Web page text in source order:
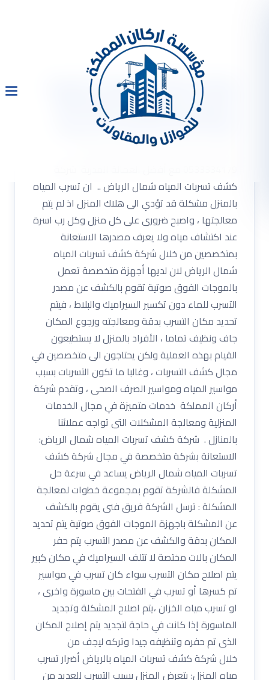
شركة كشف تسربات المياه
شمال الرياض 0533334179
مع أفضل العمالة المدربة
شركة كشف تسربات المياه شمال الرياض
كشف تسربات المياه شمال الرياض .. ان تسرب المياه
بالمنزل مشكلة قد تؤدي الى هلاك المنزل اذ لم يتم
معالجتها ، واصبح ضرورى على كل منزل وكل رب اسرة
عند اكتشاف مياه ولا يعرف مصدرها الاستعانة
بمتخصصين من خلال شركة كشف تسربات المياه
شمال الرياض لان لديها أجهزة متخصصة تعمل
بالموجات الفوق صوتية تقوم بالكشف عن مصدر
التسرب للماء دون تكسير السيراميك والبلاط ، فيتم
تحديد مكان التسرب بدقة ومعالجته ورجوع المكان
جاف ونظيف تماما ، الأفراد بالمنزل لا يستطيعون
القيام بهذه العملية ولكن يحتاجون الى متخصصين في
مجال كشف التسربات ، وغالبا ما تكون التسربات بسبب
مواسير المياه ومواسير الصرف الصحى ، وتقدم شركة
أركان المملكة خدمات متميزة في مجال الخدمات
المنزلية ومعالجة المشكلات التى تواجه عملائنا
بالمنازل . شركة كشف تسربات المياه شمال الرياض:
الاستعانة بشركة متخصصة في مجال شركة كشف
تسربات المياه شمال الرياض يساعد في سرعة حل
المشكلة فالشركة تقوم بمجموعة خطوات لمعالجة
المشكلة : ترسل الشركة فريق فنى يقوم بالكشف
عن المشكلة باجهزة الموجات الفوق صوتية يتم تحديد
المكان بدقة والكشف عن مصدر التسرب يتم حفر
المكان بالات مختصة لا تتلف السيراميك في مكان كبير
يتم اصلاح مكان التسرب سواء كان تسرب في مواسير
تم كسرها أو تسرب في الفتحات بين ماسورة واخرى ،
او تسرب مياه الخزان ،يتم اصلاح المشكلة وتجديد
الماسورة إذا كانت في حاجة لتجديد يتم إصلاح المكان
الذى تم حفره وتنظيفه جيدا وتركه ليجف من
خلال شركة كشف تسربات المياه بالرياض أضرار تسرب
مياه المنزل: يتعرض المنزل بسبب التسرب للعديد من